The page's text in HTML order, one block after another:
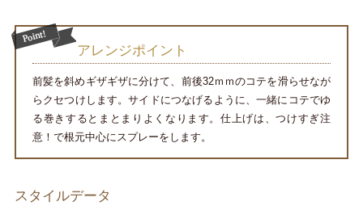
アレンジポイント
前髪を斜めギザギザに分けて、前後32ｍｍのコテを滑らせなが
らクセつけします。サイドにつなげるように、一緒にコテでゆ
る巻きするとまとまりよくなります。仕上げは、つけすぎ注
意！で根元中心にスプレーをします。
スタイルデータ